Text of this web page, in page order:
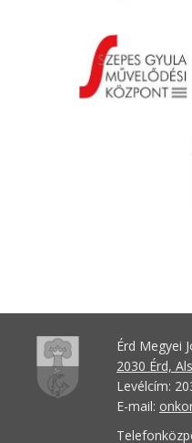
Érd Megyei
2030 Érd,
Levélcím:
E-mail: